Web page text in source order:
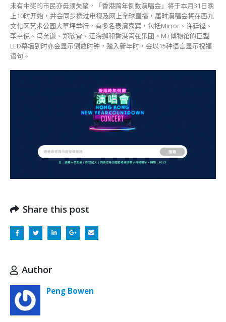
未有中奖的市民亦毋须失望，「香港跨年倒数演唱会」将于本月31日晚
上10时开始，并会同步透过电视及网上全球直播，届时演唱会将在西九
文化区艺术公园大草坪举行，有多名表演嘉宾，包括Mirror、许廷铿、
李幸倪、冯允谦、郑欣宜、江海迦和香港管弦乐团。M+博物馆的巨型
LED幕墙到时亦会显示倒数时钟，踏入新年时，会以15种语言显示祝福
语句。
Share this post
Author
Peng Bowen